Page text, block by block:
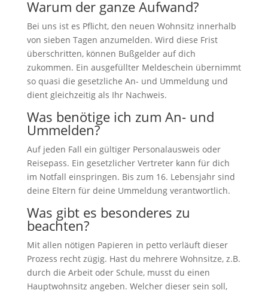
Warum der ganze Aufwand?
Bei uns ist es Pflicht, den neuen Wohnsitz innerhalb
von sieben Tagen anzumelden. Wird diese Frist
überschritten, können Bußgelder auf dich
zukommen. Ein ausgefüllter Meldeschein übernimmt
so quasi die gesetzliche An- und Ummeldung und
dient gleichzeitig als Ihr Nachweis.
Was benötige ich zum An- und
Ummelden?
Auf jeden Fall ein gültiger Personalausweis oder
Reisepass. Ein gesetzlicher Vertreter kann für dich
im Notfall einspringen. Bis zum 16. Lebensjahr sind
deine Eltern für deine Ummeldung verantwortlich.
Was gibt es besonderes zu
beachten?
Mit allen nötigen Papieren in petto verläuft dieser
Prozess recht zügig. Hast du mehrere Wohnsitze, z.B.
durch die Arbeit oder Schule, musst du einen
Hauptwohnsitz angeben. Welcher dieser sein soll,